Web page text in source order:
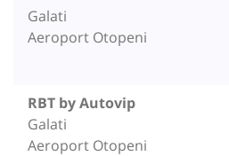
Galati
Aeroport Otopeni
RBT by Autovip
Galati
Aeroport Otopeni